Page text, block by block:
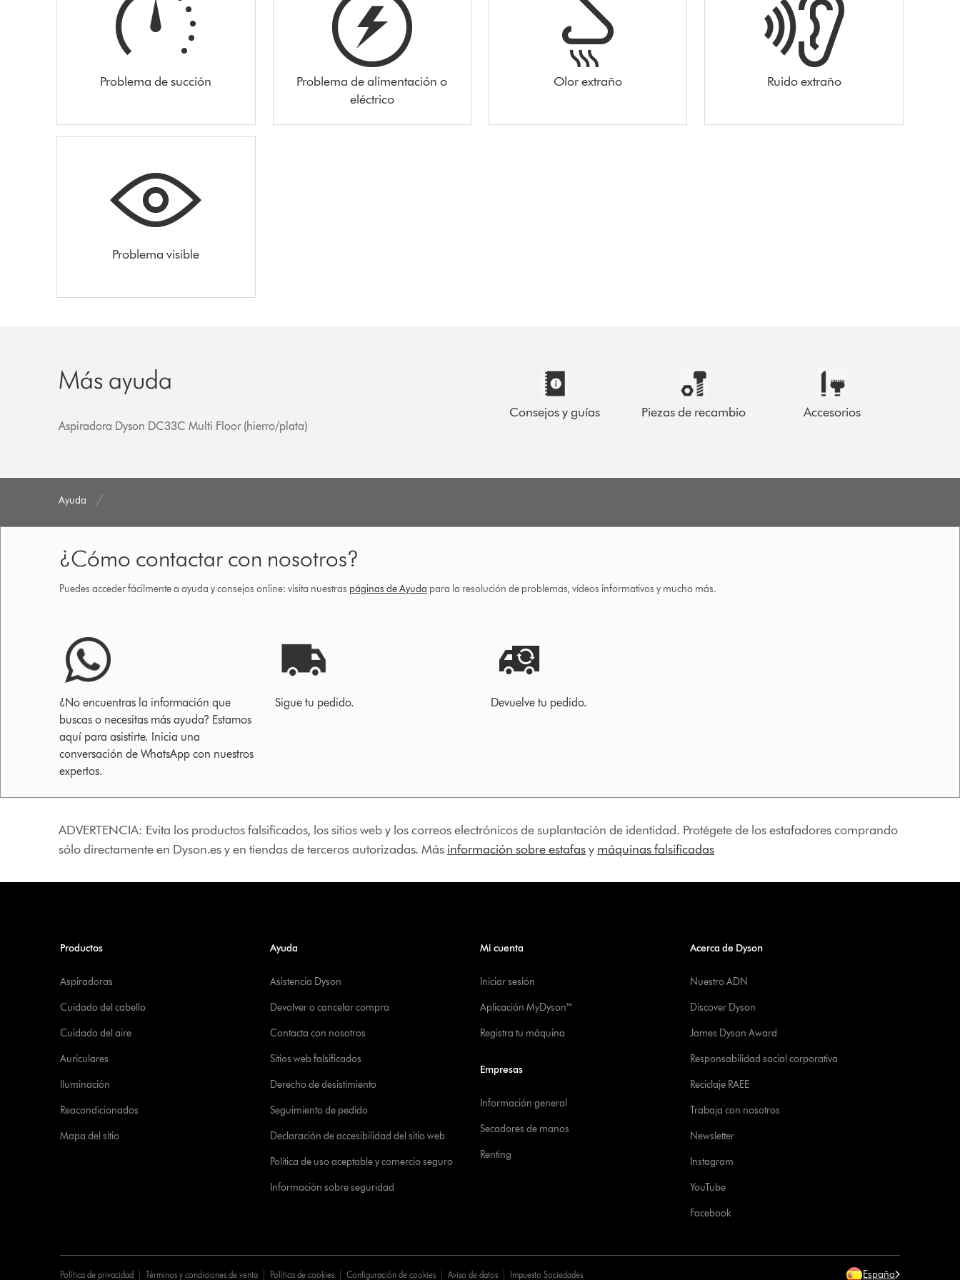
Problema de succión
Problema de alimentación o
eléctrico
Olor extraño Ruido extraño
Problema visible
Más ayuda
Aspiradora Dyson DC33C Multi Floor (hierro/plata)
Consejos y guías Piezas de recambio Accesorios
Ayuda
¿Cómo contactar con nosotros?
Puedes acceder fácilmente a ayuda y consejos online: visita nuestras páginas de Ayuda para la resolución de problemas, vídeos informativos y mucho más.
¿No encuentras la información que
buscas o necesitas más ayuda? Estamos
aquí para asistirte. Inicia una
conversación de WhatsApp con nuestros
expertos.
Sigue tu pedido. Devuelve tu pedido.
ADVERTENCIA: Evita los productos falsificados, los sitios web y los correos electrónicos de suplantación de identidad. Protégete de los estafadores comprando
sólo directamente en Dyson.es y en tiendas de terceros autorizadas. Más información sobre estafasy máquinas falsificadas
Productos
Aspiradoras
Cuidado del cabello
Cuidado del aire
Auriculares
Iluminación
Reacondicionados
Mapa del sitio
Ayuda
Asistencia Dyson
Devolver o cancelar compra
Contacta con nosotros
Sitios web falsificados
Derecho de desistimiento
Seguimiento de pedido
Declaración de accesibilidad del sitio web
Política de uso aceptable y comercio seguro
Información sobre seguridad
Mi cuenta
Iniciar sesión
Aplicación MyDyson™
Registra tu máquina
Empresas
Información general
Secadores de manos
Renting
Acerca de Dyson
Nuestro ADN
Discover Dyson
James Dyson Award
Responsabilidad social corporativa
Reciclaje RAEE
Trabaja con nosotros
Newsletter
Instagram
YouTube
Facebook
Política de privacidad Términos y condiciones de venta Política de cookies Configuración de cookies Aviso de datos Impuesto Sociedades España